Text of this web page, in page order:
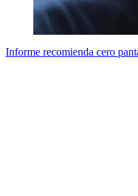
Informe recomienda cero